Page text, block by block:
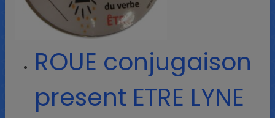
ROUE conjugaison
present ETRE LYNE